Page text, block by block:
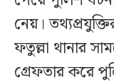
নেয়।
ফতুল্লা থানার
গ্রেফতার করে